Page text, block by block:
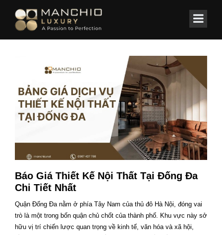
Home
Báo Giá Thiết Kế Nội Thất Tại Đống Đa
Chi Tiết Nhất
Quận Đống Đa nằm ở phía Tây Nam của thủ đô Hà Nội, đóng vai
trò là một trong bốn quận chủ chốt của thành phố. Khu vực này sở
hữu vị trí chiến lược quan trọng về kinh tế, văn hóa và xã hội,